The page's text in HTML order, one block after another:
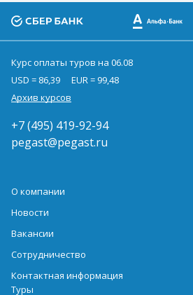
Курс оплаты туров на 06.08
USD = 86,39
EUR = 99,48
Архив курсов
+7 (495) 419-92-94
pegast@pegast.ru
О компании
Новости
Вакансии
Сотрудничество
Контактная информация
Туры